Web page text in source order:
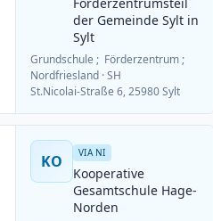
der Gemeinde Sylt in
Sylt
Grundschule ; Förderzentrum ;
Nordfriesland · SH
St.Nicolai-Straße 6, 25980 Sylt
KO VIA NI
Kooperative
Gesamtschule Hage-
Norden